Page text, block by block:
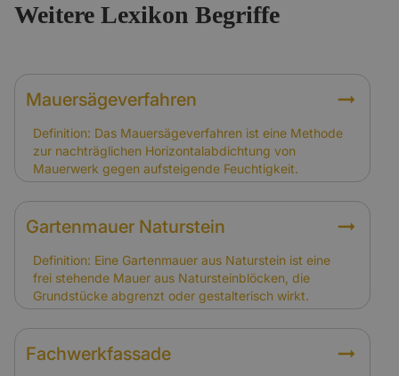
Weitere Lexikon Begriffe
Mauersägeverfahren
Definition: Das Mauersägeverfahren ist eine Methode
zur nachträglichen Horizontalabdichtung von
Mauerwerk gegen aufsteigende Feuchtigkeit.
Hintergrund: Dabei wird das Mauerwerk
eingeschnitten und eine Sperre eingebracht. Es wird
häufig bei Alt- und Fachwerkhäusern angewandt, um
Versicherung: Schäden durch aufsteigende
Feuchtigkeit gelten als Instandhaltungsproblem und
sind nicht gedeckt. Das Mauersägeverfahren ist eine
vorbeugende Maßnahme, die Folgeschäden
verhindern soll.
Gartenmauer Naturstein
Definition: Eine Gartenmauer aus Naturstein ist eine
frei stehende Mauer aus Natursteinblöcken, die
Grundstücke abgrenzt oder gestalterisch wirkt.
Hintergrund: Natursteinmauern sind langlebig und
passen optisch zu vielen Fachwerkhäusern. Sie
können jedoch durch Frost, Setzungen oder
Fachwerkfassade